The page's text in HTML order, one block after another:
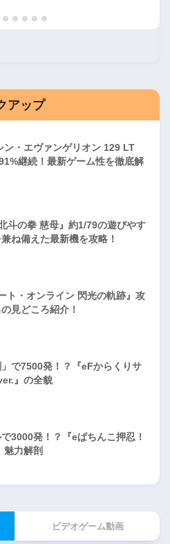
アップ
ン・エヴァンゲリオン 129 LT
継続！最新ゲーム性を徹底解
斗の拳 慈母』約1/79の遊びやす
ね備えた最新機を攻略！
ト・オンライン 閃光の軌跡』攻
見どころ紹介！
」で7500発！？『eFからくりサ
』の全貌
3000発！？『eぱちんこ押忍！
魅力解剖
ビデオゲーム動画